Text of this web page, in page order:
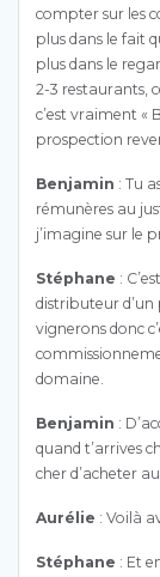
compter sur les
plus dans le fait
plus dans le
2-3 restaurants,
c’est vraiment «
prospection
Benjamin : Tu
rémunères au
j’imagine sur le
Stéphane :
distributeur d’un
vignerons donc
domaine.
Benjamin :
quand t’arrives
cher d’acheter
Aurélie : Voilà
Stéphane : Et